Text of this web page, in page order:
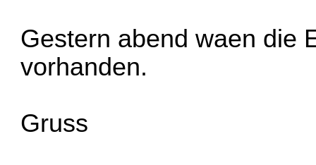
Gestern abend waen die
vorhanden.
Gruss